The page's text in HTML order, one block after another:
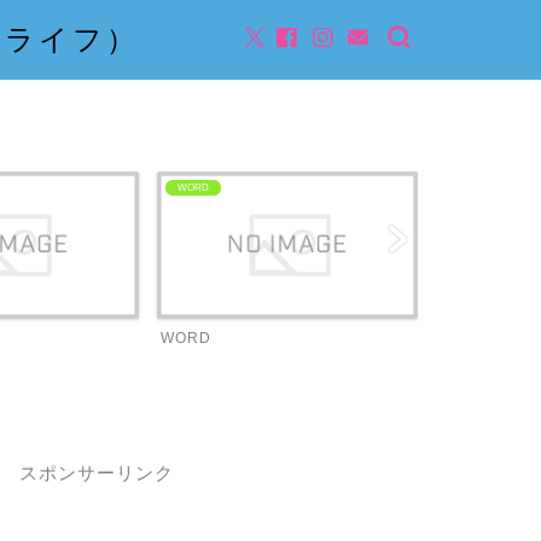
イフ）
WORD
WORD
スポンサーリンク